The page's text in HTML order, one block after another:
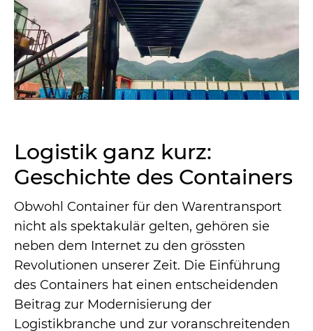
Logistik ganz kurz:
Geschichte des Containers
Obwohl Container für den Warentransport
nicht als spektakulär gelten, gehören sie
neben dem Internet zu den grössten
Revolutionen unserer Zeit. Die Einführung
des Containers hat einen entscheidenden
Beitrag zur Modernisierung der
Logistikbranche und zur voranschreitenden